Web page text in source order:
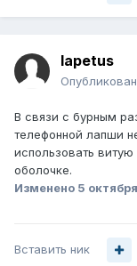
Iapetus
В связи с бурным
телефонной лапши
использовать
оболочке.
Изменено 5
Вставить ник